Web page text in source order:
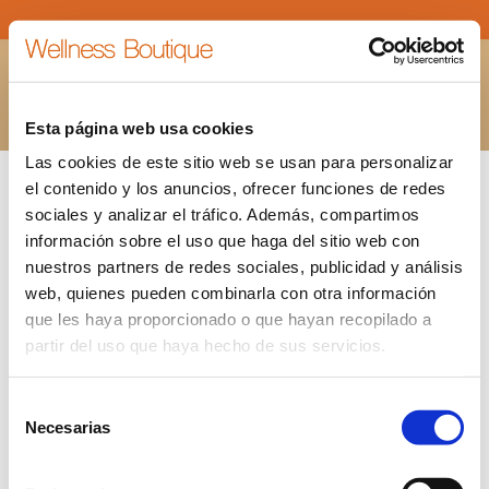
Esta página web usa cookies
Las cookies de este sitio web se usan para personalizar
el contenido y los anuncios, ofrecer funciones de redes
sociales y analizar el tráfico. Además, compartimos
información sobre el uso que haga del sitio web con
nuestros partners de redes sociales, publicidad y análisis
web, quienes pueden combinarla con otra información
que les haya proporcionado o que hayan recopilado a
partir del uso que haya hecho de sus servicios.
Necesarias
CELLO-CLEAN-AND-SAFE-MINI